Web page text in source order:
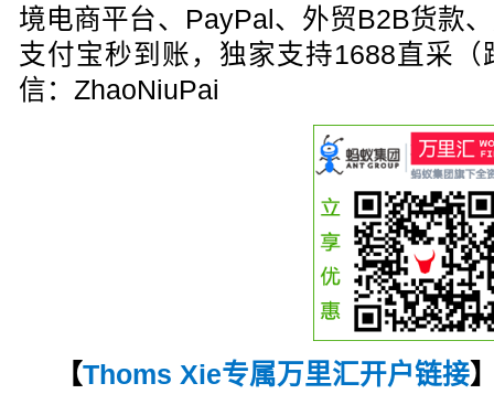
境电商平台、PayPal、外贸B2B货款
支付宝秒到账，独家支持1688直采
信：ZhaoNiuPai
【Thoms Xie专属万里汇开户链接